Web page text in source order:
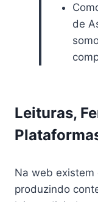
de
Leituras,
Na web
produzindo